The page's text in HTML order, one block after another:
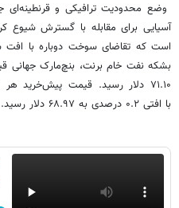
وضع محدودیت ترافیکی و قرنطینه‌ای
آسیایی برای مقابله با گسترش شیوع
است که تقاضای سوخت دوباره با
۷۱.۱۰ دلار رسید. قیمت
با افتی ۰.۲ درصدی به ۶۸.۹۷ دلار رسید.